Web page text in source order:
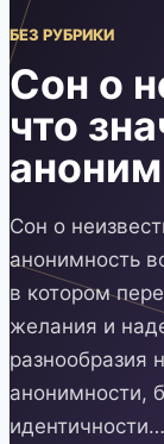
БЕЗ РУБРИКИ
Сон о
что
Сон о
анонимность
в котором
желания и
разнообразия
анонимности,
идентичности…